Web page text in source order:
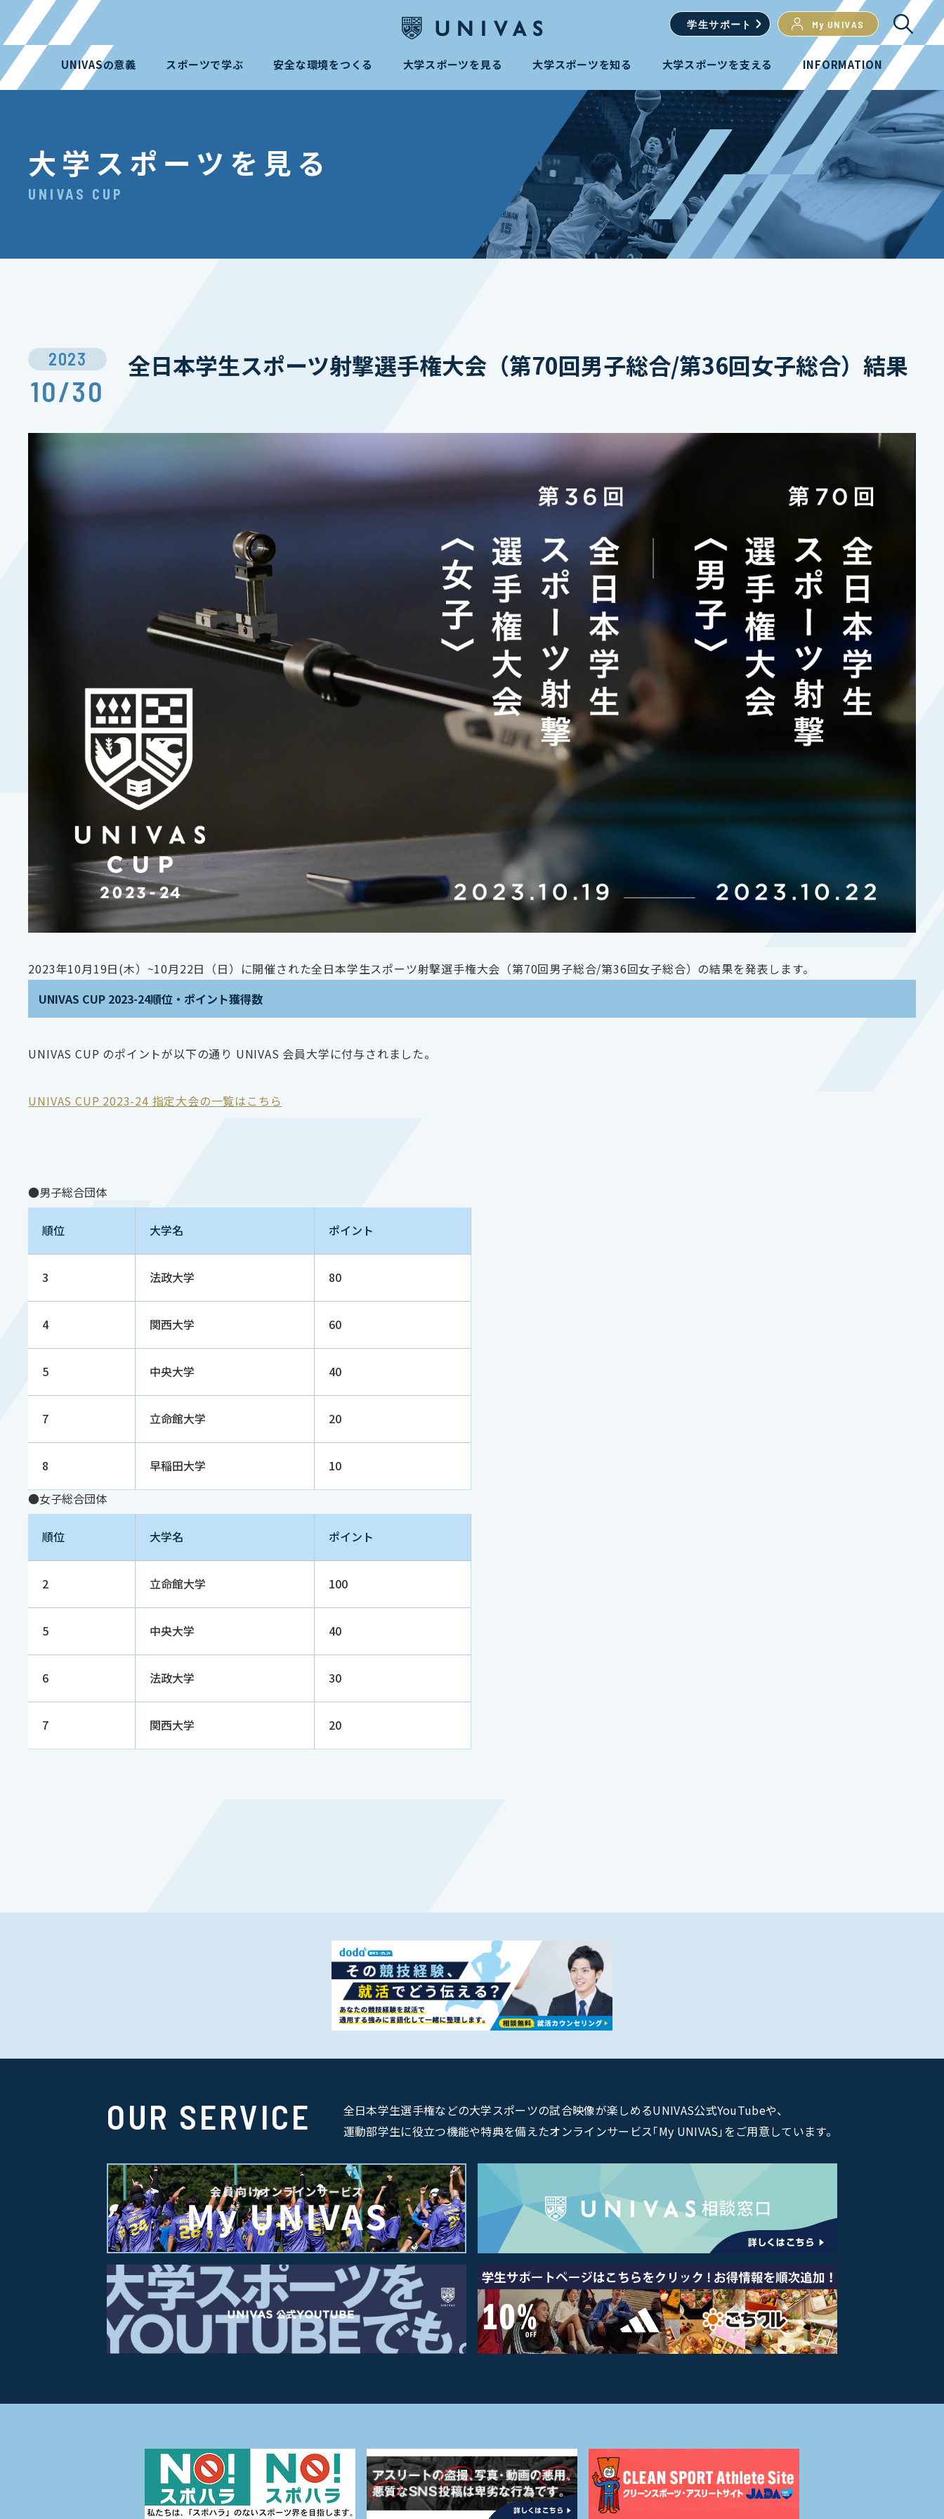
学生サポート My UNIVAS
UNIVASの意義 スポーツで学ぶ 安全な環境をつくる 大学スポーツを見る 大学スポーツを知る 大学スポーツを支える INFORMATION
大学スポーツを見る
UNIVAS CUP
2023
10/30
全日本学生スポーツ射撃選手権大会（第70回男子総合/第36回女子総合）結果
2023年10月19日(木）~10月22日（日）に開催された全日本学生スポーツ射撃選手権大会（第70回男子総合/第36回女子総合）の結果を発表します。
UNIVAS CUP 2023-24順位・ポイント獲得数
UNIVAS CUP のポイントが以下の通り UNIVAS 会員大学に付与されました。
UNIVAS CUP 2023-24 指定大会の一覧はこちら
●男子総合団体
順位 大学名 ポイント
3 法政大学 80
4 関西大学 60
5 中央大学 40
7 立命館大学 20
8 早稲田大学
10
●女子総合団体
順位 大学名 ポイント
2 立命館大学 100
5 中央大学 40
6 法政大学 30
7 関西大学 20
OUR SERVICE
全日本学生選手権などの大学スポーツの試合映像が楽しめるUNIVAS公式YouTubeや、
運動部学生に役立つ機能や特典を備えたオンラインサービス｢My UNIVAS｣をご用意しています。